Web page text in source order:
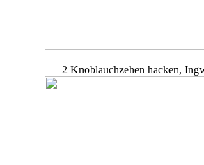
2 Knoblauchzehen hacken,